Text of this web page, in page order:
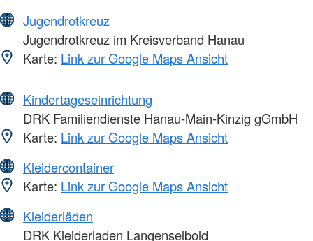
Jugendrotkreuz
Jugendrotkreuz im Kreisverband Hanau
Karte: Link zur Google Maps Ansicht
Kindertageseinrichtung
DRK Familiendienste Hanau-Main-Kinzig gGmbH
Karte: Link zur Google Maps Ansicht
Kleidercontainer
Karte: Link zur Google Maps Ansicht
Kleiderläden
DRK Kleiderladen Langenselbold